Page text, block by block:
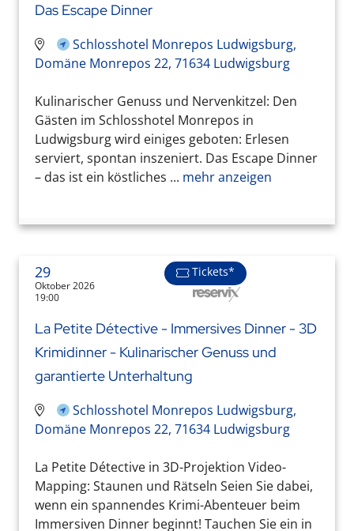
Das Escape Dinner
Schlosshotel Monrepos Ludwigsburg,
Domäne Monrepos 22, 71634 Ludwigsburg
Kulinarischer Genuss und Nervenkitzel: Den
Gästen im Schlosshotel Monrepos in
Ludwigsburg wird einiges geboten: Erlesen
serviert, spontan inszeniert. Das Escape Dinner
– das ist ein köstliches ... mehr anzeigen
29
Oktober 2026
19:00
Tickets*
La Petite Détective - Immersives Dinner - 3D
Krimidinner - Kulinarischer Genuss und
garantierte Unterhaltung
Schlosshotel Monrepos Ludwigsburg,
Domäne Monrepos 22, 71634 Ludwigsburg
La Petite Détective in 3D-Projektion Video-
Mapping: Staunen und Rätseln Seien Sie dabei,
wenn ein spannendes Krimi-Abenteuer beim
Immersiven Dinner beginnt! Tauchen Sie ein in